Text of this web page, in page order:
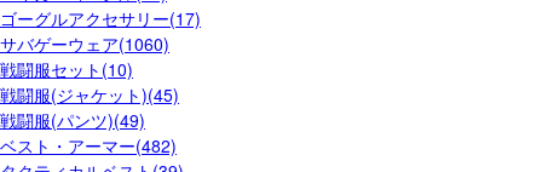
ゴーグルアクセサリー(17)
サバゲーウェア(1060)
戦闘服セット(10)
戦闘服(ジャケット)(45)
戦闘服(パンツ)(49)
ベスト・アーマー(482)